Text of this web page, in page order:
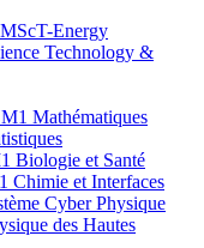
Energy
Technology &
Mathématiques
Biologie et Santé
et Interfaces
Cyber Physique
des Hautes